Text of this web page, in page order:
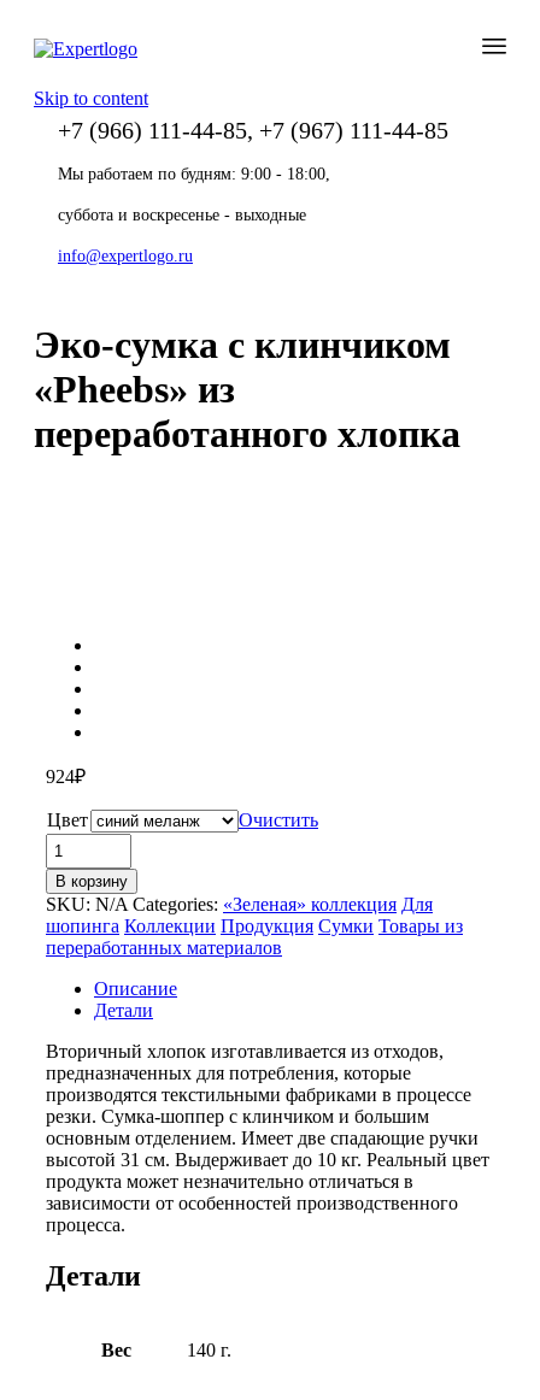
Skip to content
+7 (966) 111-44-85, +7 (967) 111-44-85
Мы работаем по будням: 9:00 - 18:00,
суббота и воскресенье - выходные
info@expertlogo.ru
Эко-сумка с клинчиком
«Pheebs» из
переработанного хлопка
924₽
Цвет
Очистить
Количество
товара
Эко-
сумка
с
клинчиком
переработанного
В корзину
SKU: N/A Categories: «Зеленая» коллекция Для
шопинга Коллекции Продукция Сумки Товары из
переработанных материалов
Описание
Детали
Вторичный хлопок изготавливается из отходов,
предназначенных для потребления, которые
производятся текстильными фабриками в процессе
резки. Сумка-шоппер с клинчиком и большим
основным отделением. Имеет две спадающие ручки
высотой 31 см. Выдерживает до 10 кг. Реальный цвет
продукта может незначительно отличаться в
зависимости от особенностей производственного
процесса.
Детали
Вес 140 г.